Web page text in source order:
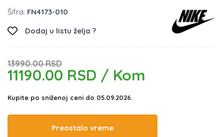
Šifra: FN4173-010
Dodaj u listu želja ?
13990.00 RSD
11190.00 RSD / Kom
Kupite po sniženoj ceni do 05.09.2026.
Preostalo vreme